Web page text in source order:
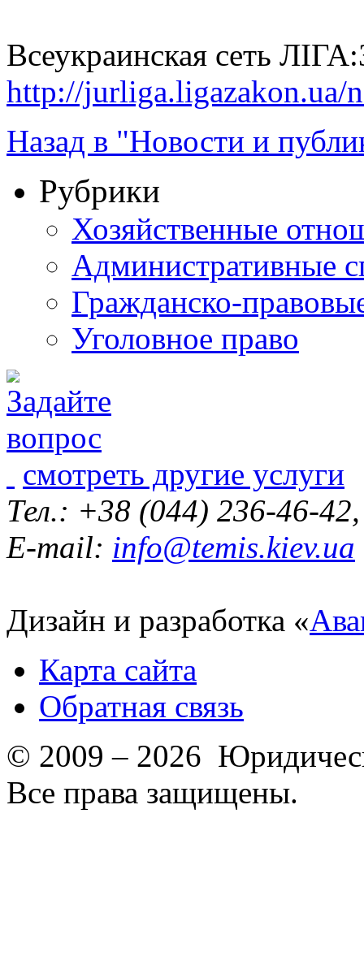
Всеукраинская сеть
http://jurliga.ligazakon.ua/
Назад в "Новости и
Рубрики
Хозяйственные
Административные
Гражданско-
Уголовное право
смотреть другие услуги
Тел.: +38 (044) 236-46-
E-mail: info@temis.kiev.ua
Дизайн и разработка «
Карта сайта
Обратная связь
© 2009 – 2026
Все права защищены.